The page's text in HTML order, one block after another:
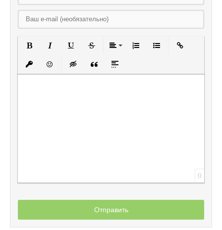
Вставить защищенную ссылку
Вставить смайлик
Вставка скрытого текста
Вставка цитаты
Вставка спойлера
0
Отправить